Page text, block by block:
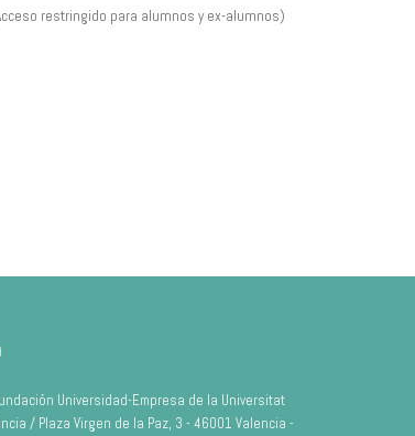
restringido para alumnos y ex-alumnos)
Universidad-Empresa de la Universitat
/ Plaza Virgen de la Paz, 3 - 46001 Valencia -